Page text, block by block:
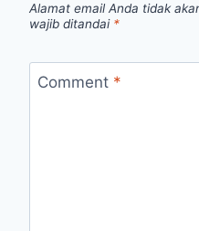
Alamat email Anda tidak
wajib ditandai *
Comment *